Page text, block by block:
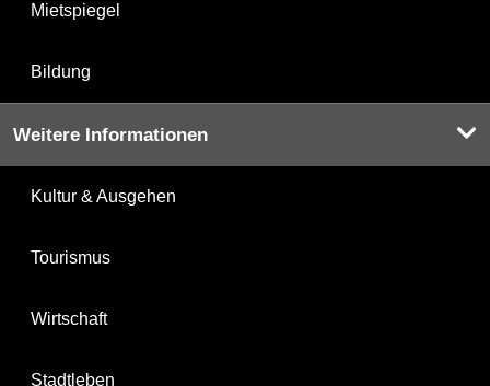
Mietspiegel
Bildung
Weitere Informationen
Kultur & Ausgehen
Tourismus
Wirtschaft
Stadtleben